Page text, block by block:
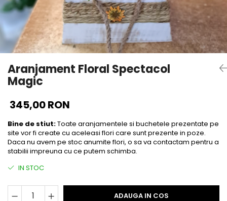
Aranjament Floral Spectacol
Magic
345,00 RON
Bine de stiut:Toate aranjamentele si buchetele prezentate pe
site vor fi create cu aceleasi flori care sunt prezente in poze.
Daca nu avem pe stoc anumite flori, o sa va contactam pentru a
stabilii impreuna cu ce putem schimba.
IN STOC
ADAUGA IN COS